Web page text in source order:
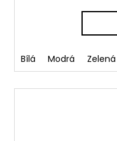
Bílá Modrá Zelená